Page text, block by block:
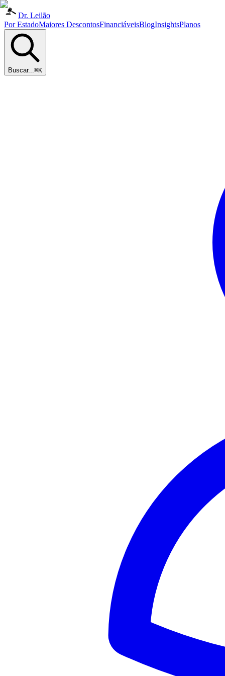
Dr. Leilão
Por EstadoMaiores DescontosFinanciáveisBlogInsightsPlanos
Buscar...⌘K